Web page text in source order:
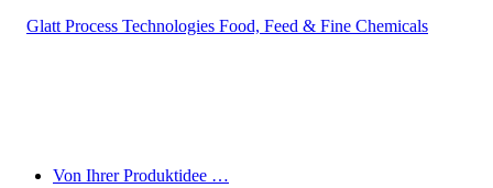
Von Ihrer Produktidee …